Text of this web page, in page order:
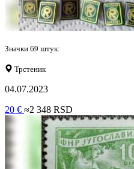
Значки 69 штук:
Трстеник
04.07.2023
20 € ≈2 348 RSD